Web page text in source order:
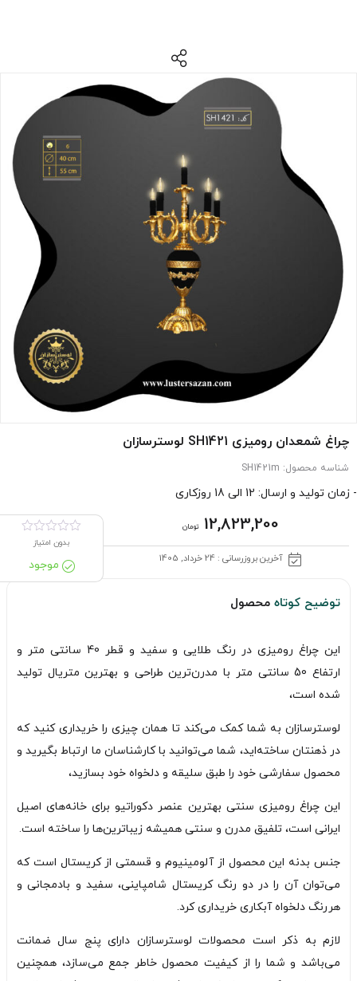
چراغ شمعدان رومیزی SH1421 لوسترسازان
شناسه محصول: SH1421m
- زمان تولید و ارسال: 12 الی 18 روزکاری
12,823,200 تومان
آخرین بروزرسانی : 24 خرداد, 1405
بدون امتیاز
موجود
توضیح کوتاه محصول
این چراغ رومیزی در رنگ طلایی و سفید و قطر 40 سانتی متر و
ارتفاع 50 سانتی متر با مدرن‌ترین طراحی و بهترین متریال تولید
شده است،
لوسترسازان به شما کمک می‌کند تا همان چیزی را خریداری کنید که
در ذهنتان ساخته‌اید، شما می‌توانید با کارشناسان ما ارتباط بگیرید و
محصول سفارشی خود را طبق سلیقه و دلخواه خود بسازید،
این چراغ رومیزی سنتی بهترین عنصر دکوراتیو برای خانه‌های اصیل
ایرانی است، تلفیق مدرن و سنتی همیشه زیباترین‌ها را ساخته است.
جنس بدنه این محصول از آلومینیوم و قسمتی از کریستال است که
می‌توان آن را در دو رنگ کریستال شامپاینی، سفید و بادمجانی و
هررنگ دلخواه آبکاری خریداری کرد.
لازم به ذکر است محصولات لوسترسازان دارای پنج سال ضمانت
می‌باشد و شما را از کیفیت محصول خاطر جمع می‌سازد، همچنین